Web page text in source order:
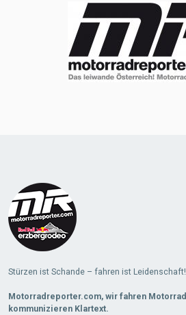
Stürzen ist Schande – fahren ist Leidenschaft!
Motorradreporter.com, wir fahren
kommunizieren Klartext.